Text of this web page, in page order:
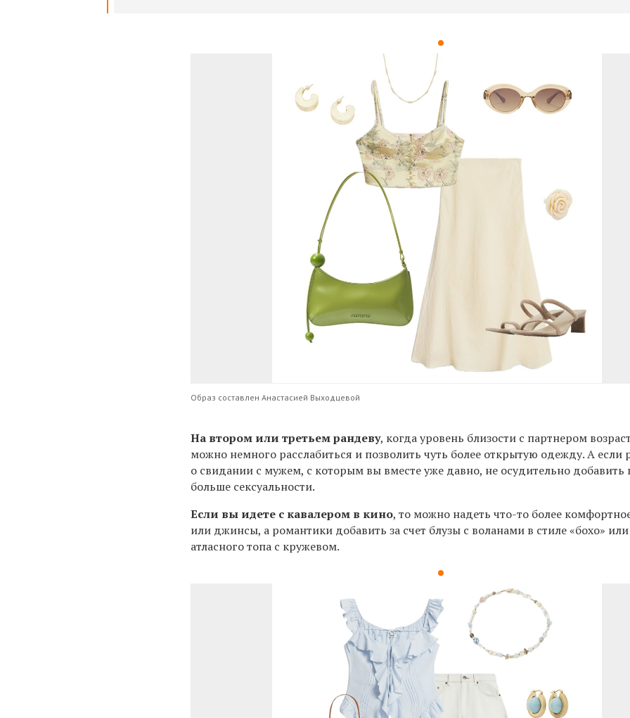
Образ составлен Анастасией Выходцевой
На втором или третьем рандеву, когда уровень близости с партнером
можно немного расслабиться и позволить чуть более открытую одежду. А если
о свидании с мужем, с которым вы вместе уже давно, не осудительно добавить
больше сексуальности.
Если вы идете с кавалером в кино, то можно надеть что-то более
или джинсы, а романтики добавить за счет блузы с воланами в стиле «бохо» или
атласного топа с кружевом.